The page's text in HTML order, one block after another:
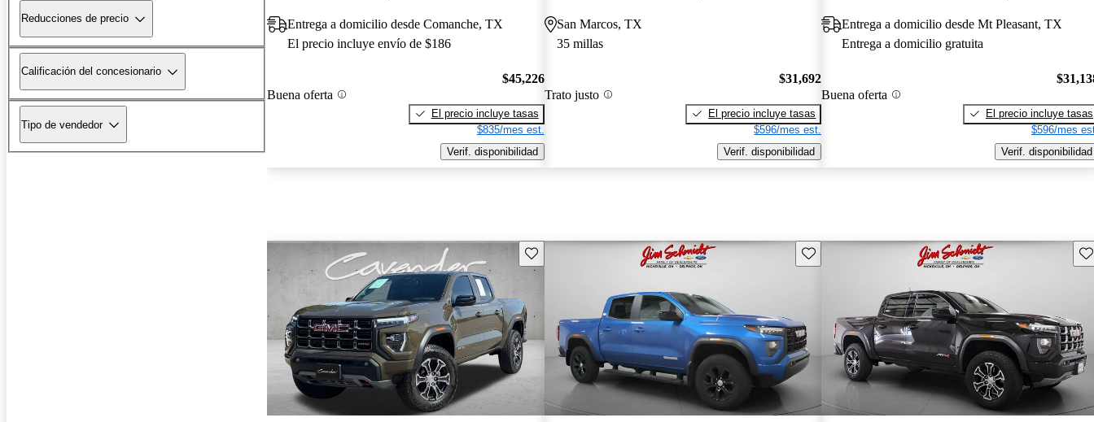
Reducciones de precio
Calificación del concesionario
Tipo de vendedor
Entrega a domicilio desde Comanche, TX
El precio incluye envío de $186
Buena oferta
$45,226
El precio incluye tasas
$835/mes est.
Verif. disponibilidad
San Marcos, TX
35 millas
Trato justo
$31,692
El precio incluye tasas
$596/mes est.
Verif. disponibilidad
Entrega a domicilio desde Mt Pleasant, TX
Entrega a domicilio gratuita
Buena oferta
El precio incluye tasas
$596/mes
Verif. disponibilidad
Guarda este Aviso Guarda este Aviso